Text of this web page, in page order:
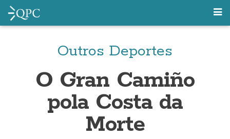
Outros Deportes
O Gran Camiño
pola Costa da
Morte